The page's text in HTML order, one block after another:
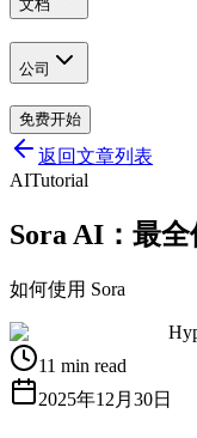
文档
公司
免费开始
返回文章列表
AITutorial
Sora AI：最全
如何使用 Sora
11 min read
2025年12月30日